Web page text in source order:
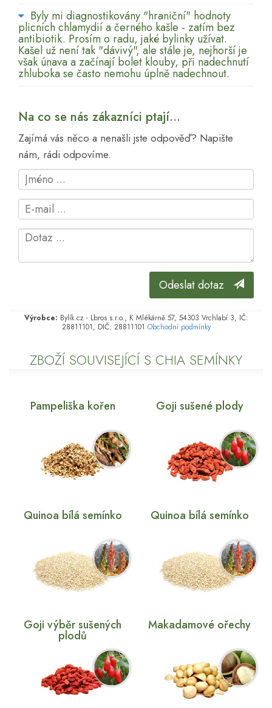
Byly mi diagnostikovány "hraniční" hodnoty
plicních chlamydií a černého kašle - zatím bez
antibiotik. Prosím o radu, jaké bylinky užívat.
Kašel už není tak "dávivý", ale stále je, nejhorší je
však únava a začínají bolet klouby, při nadechnutí
zhluboka se často nemohu úplně nadechnout.
Na co se nás zákazníci ptají...
Zajímá vás něco a nenašli jste odpověď? Napište
nám, rádi odpovíme.
Odeslat dotaz
Výrobce: Bylík.cz - Lbros s.r.o., K Mlékárně 57, 54303 Vrchlabí 3, IČ:
28811101, DIČ: 28811101 Obchodní podmínky
ZBOŽÍ SOUVISEJÍCÍ S CHIA SEMÍNKY
Pampeliška kořen Goji sušené plody
Quinoa bílá semínko Quinoa bílá semínko
Goji výběr sušených
plodů
Makadamové ořechy